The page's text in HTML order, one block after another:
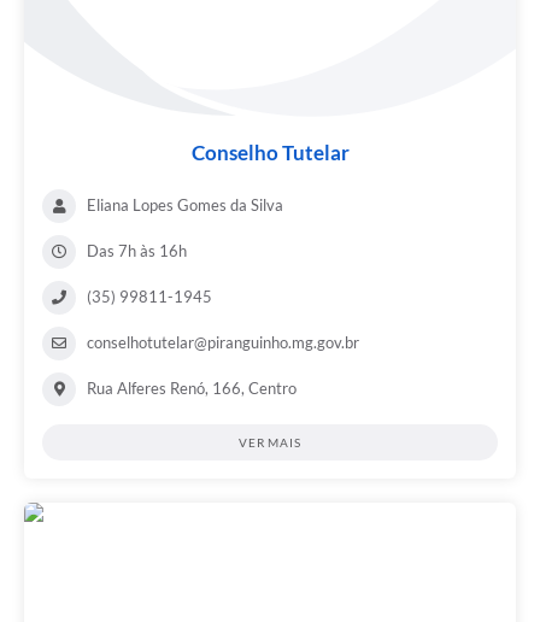
Conselho Tutelar
Eliana Lopes Gomes da Silva
Das 7h às 16h
(35) 99811-1945
conselhotutelar@piranguinho.mg.gov.br
Rua Alferes Renó, 166, Centro
VER MAIS